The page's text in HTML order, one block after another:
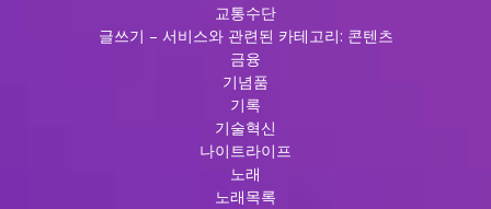
교통수단
글쓰기 – 서비스와 관련된 카테고리: 콘텐츠
금융
기념품
기록
기술혁신
나이트라이프
노래
노래목록